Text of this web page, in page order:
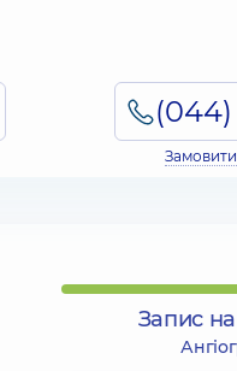
Запис